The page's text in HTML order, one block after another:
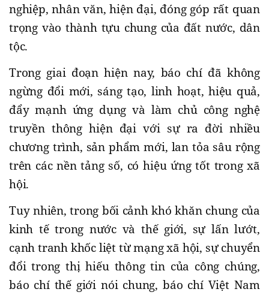
nghiệp, nhân văn, hiện đại, đóng góp rất quan
trọng vào thành tựu chung của đất nước, dân
tộc.
Trong giai đoạn hiện nay, báo chí đã không
ngừng đổi mới, sáng tạo, linh hoạt, hiệu quả,
đẩy mạnh ứng dụng và làm chủ công nghệ
truyền thông hiện đại với sự ra đời nhiều
chương trình, sản phẩm mới, lan tỏa sâu rộng
trên các nền tảng số, có hiệu ứng tốt trong xã
hội.
Tuy nhiên, trong bối cảnh khó khăn chung của
kinh tế trong nước và thế giới, sự lấn lướt,
cạnh tranh khốc liệt từ mạng xã hội, sự chuyển
đổi trong thị hiếu thông tin của công chúng,
báo chí thế giới nói chung, báo chí Việt Nam